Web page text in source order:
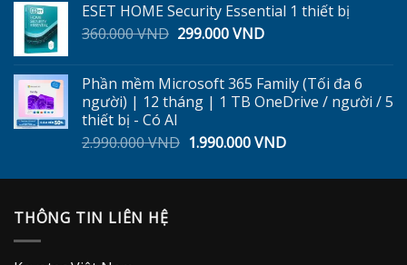
là:
5.999.000 VND.
tại
ESET HOME Security Essential 1 thiết bị
360.000VND Giá
360.000 VND.
299.000VNDGiá
là:
299.000 VND.
Phần mềm Microsoft 365 Family (Tối đa 6
người) | 12 tháng | 1 TB OneDrive / người / 5
thiết bị - Có AI
2.990.000VND Giá
là:
1.990.000VNDGiá
tại
THÔNG TIN LIÊN HỆ